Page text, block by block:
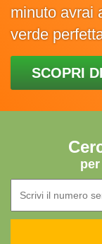
minuto avrai
verde
SCOPRI